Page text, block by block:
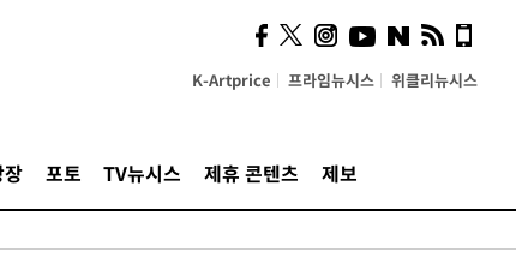
K-Artprice 프라임뉴시스 위클리뉴시스
포토 TV뉴시스 제휴 콘텐츠 제보
"5·8·9호선 출퇴근 혼잡,
정부 국비지원 필요"